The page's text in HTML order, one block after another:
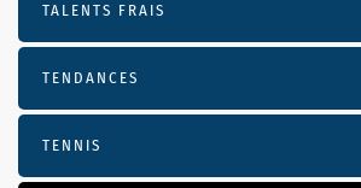
TALENTS FRAIS
TENDANCES
TENNIS